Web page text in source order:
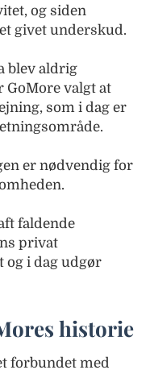
og siden
givet underskud.
blev aldrig
GoMore valgt at
som i dag er
er nødvendig for
faldende
privat
i dag udgør
historie
forbundet med